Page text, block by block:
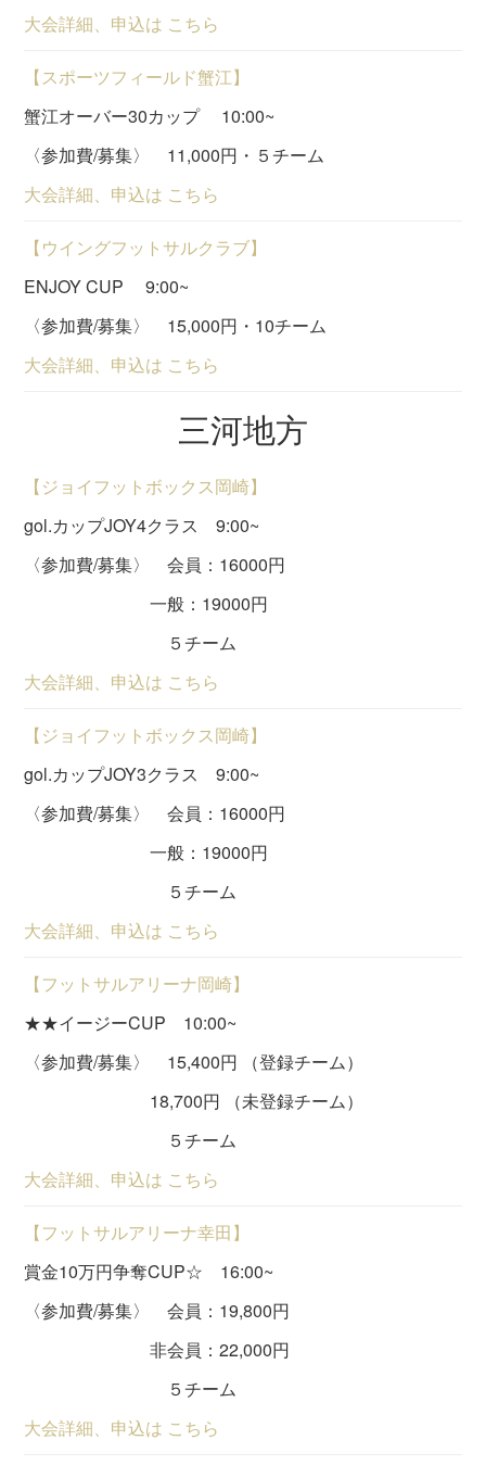
大会詳細、申込は こちら
【スポーツフィールド蟹江】
蟹江オーバー30カップ 10:00~
〈参加費/募集〉 11,000円・５チーム
大会詳細、申込は こちら
【ウイングフットサルクラブ】
ENJOY CUP 9:00~
〈参加費/募集〉 15,000円・10チーム
大会詳細、申込は こちら
三河地方
【ジョイフットボックス岡崎】
gol.カップJOY4クラス 9:00~
〈参加費/募集〉 会員：16000円
一般：19000円
５チーム
大会詳細、申込は こちら
【ジョイフットボックス岡崎】
gol.カップJOY3クラス 9:00~
〈参加費/募集〉 会員：16000円
一般：19000円
５チーム
大会詳細、申込は こちら
【フットサルアリーナ岡崎】
★★イージーCUP 10:00~
〈参加費/募集〉 15,400円 （登録チーム）
18,700円 （未登録チーム）
５チーム
大会詳細、申込は こちら
【フットサルアリーナ幸田】
賞金10万円争奪CUP☆ 16:00~
〈参加費/募集〉 会員：19,800円
非会員：22,000円
５チーム
大会詳細、申込は こちら